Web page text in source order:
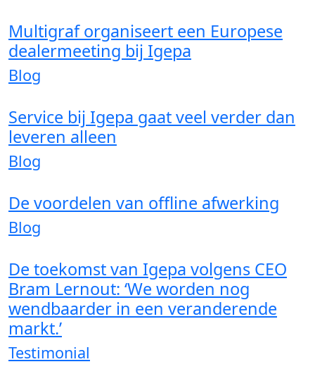
Multigraf organiseert een Europese
dealermeeting bij Igepa
Blog
Service bij Igepa gaat veel verder dan
leveren alleen
Blog
De voordelen van offline afwerking
Blog
De toekomst van Igepa volgens CEO
Bram Lernout: ‘We worden nog
wendbaarder in een veranderende
markt.’
Testimonial